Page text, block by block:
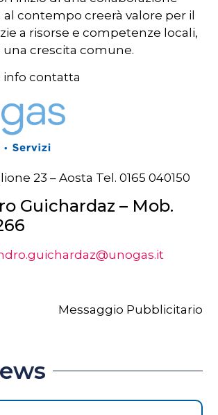
al contempo creerà valore per il
a risorse e competenze locali,
una crescita comune.
info contatta
23 – Aosta Tel. 0165 040150
Guichardaz – Mob.
Messaggio Pubblicitario